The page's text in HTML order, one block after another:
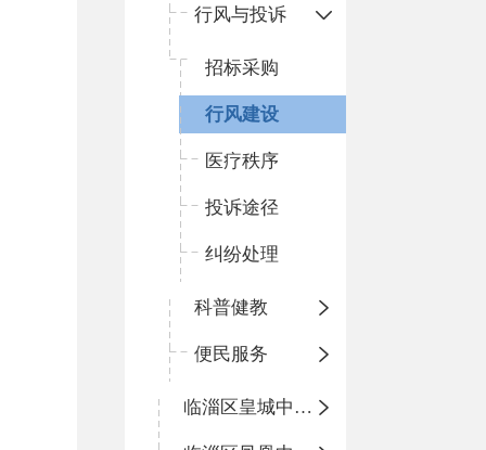
行风与投诉
招标采购
行风建设
医疗秩序
投诉途径
纠纷处理
科普健教
便民服务
临淄区皇城中心卫生院